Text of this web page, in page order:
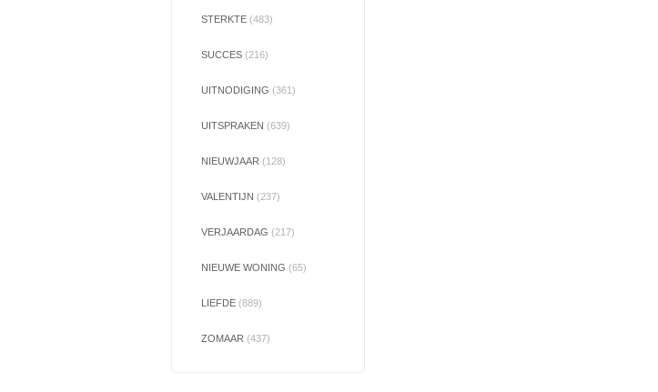
STERKTE (483)
SUCCES (216)
UITNODIGING (361)
UITSPRAKEN (639)
NIEUWJAAR (128)
VALENTIJN (237)
VERJAARDAG (217)
NIEUWE WONING (65)
LIEFDE (889)
ZOMAAR (437)